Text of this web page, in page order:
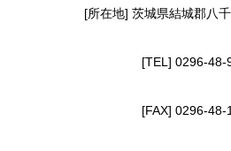
[所在地] 茨城県結城郡八
[TEL] 0296-48-
[FAX] 0296-48-